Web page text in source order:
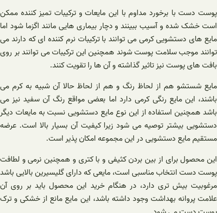
پوست دست با برخورد مداوم با این مایعات و ترکیبات تمیز کننده ممکن
است خشک شده و آسیب ببینند و دچار بیماری هایی مانند اگزما شود اما
مایع های دستشویی کرمی می توانند با ترکیبات نرم کننده ای که دارند می
توانند موجب سلامت پوست شوند همچنین این ترکیبات می توانند بر روی
بافت های پوست نیز تاثیر گذاشته و آن ها را تقویت کنند.
مایع شستشو هم از لحاظ رنگ و هم از لحاظ حالا آن شبیه به کرم می
باشند، این مایع رنگی کرمی دارد اما بعضی مواقع رنگ آن سفید نیز می
باشد همچنین استفاده از این نوع مایع دستشویی نسبت به مایعات دیگر
دستشویی بیشتر توصیه می شود زیرا کیفیت آن بسیار بالا است. عرضه
مستقیم مایع دستشویی در این مجموعه امکان پذیر است.
این محصول برای از بین بردن کثیفی و با کتری و همچنین نرمی و لطافت
پوست دست انتخاب مناسبی است، مایعی که دارای گلیسیرین بالایی باشد
مرغوبیت بیش تری دارد، در هنگام خرید این محصول باید بر روی آن
علامت پروانه بهداشت وجود داشته باشد، این مایع مانع از خشکی و ترک